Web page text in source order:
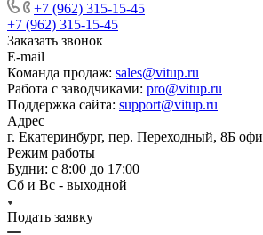
+7 (962) 315-15-45
+7 (962) 315-15-45
Заказать звонок
E-mail
Команда продаж: sales@vitup.ru
Работа с заводчиками: pro@vitup.ru
Поддержка сайта: support@vitup.ru
Адрес
г. Екатеринбург, пер. Переходный, 8Б
Режим работы
Будни: с 8:00 до 17:00
Сб и Вс - выходной
Подать заявку